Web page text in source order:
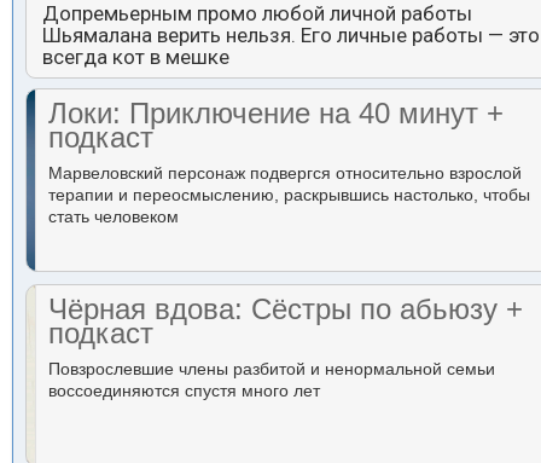
Допремьерным промо любой личной работы
Шьямалана верить нельзя. Его личные работы — это
всегда кот в мешке
Локи: Приключение на 40 минут +
подкаст
Марвеловский персонаж подвергся относительно взрослой
терапии и переосмыслению, раскрывшись настолько, чтобы
стать человеком
Чёрная вдова: Сёстры по абьюзу +
подкаст
Повзрослевшие члены разбитой и ненормальной семьи
воссоединяются спустя много лет